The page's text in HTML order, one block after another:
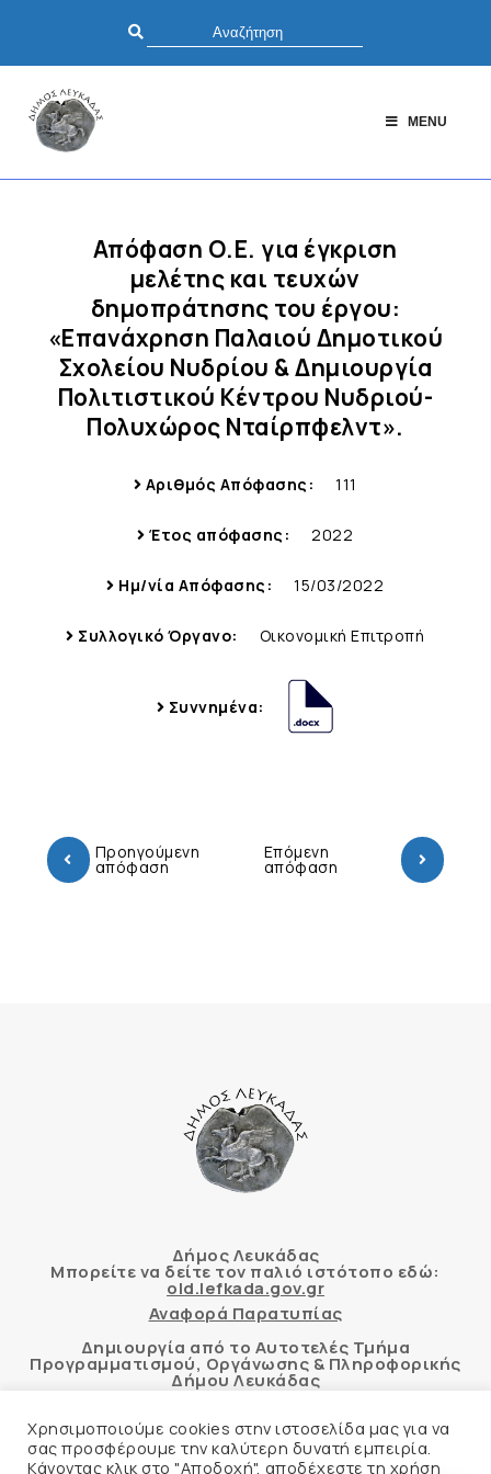
MENU
Απόφαση Ο.Ε. για έγκριση
μελέτης και τευχών
δημοπράτησης του έργου:
«Επανάχρηση Παλαιού Δημοτικού
Σχολείου Νυδρίου & Δημιουργία
Πολιτιστικού Κέντρου Νυδριού-
Πολυχώρος Νταίρπφελντ».
Αριθμός Απόφασης: 111
Έτος απόφασης: 2022
Ημ/νία Απόφασης: 15/03/2022
Συλλογικό Όργανο: Οικονομική Επιτροπή
Συννημένα:
Προηγούμενη
απόφαση
Επόμενη
απόφαση
Δήμος Λευκάδας
Μπορείτε να δείτε τον παλιό ιστότοπο εδώ:
old.lefkada.gov.gr
Αναφορά Παρατυπίας
Δημιουργία από το Αυτοτελές Τμήμα
Προγραμματισμού, Οργάνωσης & Πληροφορικής
Δήμου Λευκάδας
Χρησιμοποιούμε cookies στην ιστοσελίδα μας για να
σας προσφέρουμε την καλύτερη δυνατή εμπειρία.
Κάνοντας κλικ στο "Αποδοχή", αποδέχεστε τη χρήση